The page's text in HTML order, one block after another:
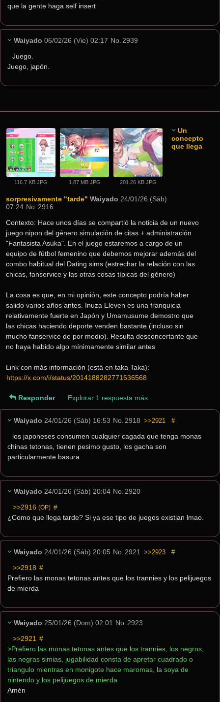
que la gente haga self insert
Waiyado 06/02/26 (Vie) 02:17 No. 2939
Juego.
Juego, japón.
116.7 KB JPG 1.87 MB JPG 201.26 KB JPG
Un
concepto
que llega
sorpresivamente "tarde" Waiyado 24/01/26 (Sáb)
07:24 No. 2916
Contexto: Hace unos días se compartió la noticia de un nuevo
juego nipon del género simulación de citas + administración
"Fantasista Asuka". En el juego estaremos a cargo de un
equipo de fútbol femenino que debemos mejorar además del
combo habitual del Dating sims (estrechar la relación con las
chicas, fanservice y las otras cosas típicas del género)
La cosa es que, en mi opinión, este concepto podría haber
salido varios años antes. Inuza Eleven es una franquicia
relativamente fuerte en Japón y Umamusume demostro que
las chicas haciendo deporte venden bastante (incluso sin
mucho fanservice de por medio). Resulta desconcertante que
no haya habido algo mínimamente similar antes
https://x.com/i/status/2014188282771636568
Responder Explorar 1 respuesta más
Waiyado 24/01/26 (Sáb) 16:53 No. 2918 >>2921 #
los japoneses consumen cualquier cagada que tenga monas
chinas tetonas, tienen pesimo gusto, los gacha son
particularmente basura
Waiyado 24/01/26 (Sáb) 20:04 No. 2920
>>2916 (OP) #
¿Como que llega tarde? Si ya ese tipo de juegos existian lmao.
Waiyado 24/01/26 (Sáb) 20:05 No. 2921 >>2923 #
>>2918 #
Prefiero las monas tetonas antes que los trannies y los pelijuegos
de mierda
Waiyado 25/01/26 (Dom) 02:01 No. 2923
>>2921 #
>Prefiero las monas tetonas antes que los trannies, los negros,
las negras simias, jugabilidad consta de apretar cuadrado o
triangulo mientras en monigote hace maromas, la soya de
nintendo y los pelijuegos de mierda
Amén